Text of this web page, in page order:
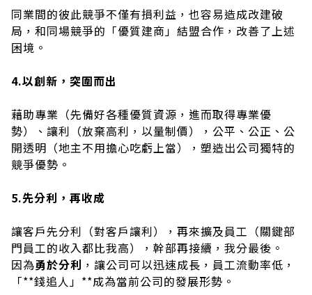
同業間的彼此競爭不僅有損利益，也容易造成改建破
局，和同場競爭的「優質建商」結盟合作，改善了上述
困境。
4.以創新，突圍而出
藉助專業（先備好各種優質資源，進而取得專業優
勢）、讓利（放棄高利，以量制價），公平、公正、公
開透明（地主不用擔心吃虧上當），塑造出公司獨特的
競爭優勢。
5.先分利，再收成
讓客戶先分利（對客戶讓利），再來擴及員工（關鍵部
門員工的收入都比我高），幹部再接續，我分最後。
因為勇於分利 ，讓公司可以迅速成長，員工流動率低，
「**錢追人」**成為當前公司的發展形勢。